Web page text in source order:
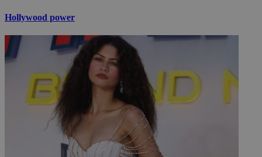
Hollywood power